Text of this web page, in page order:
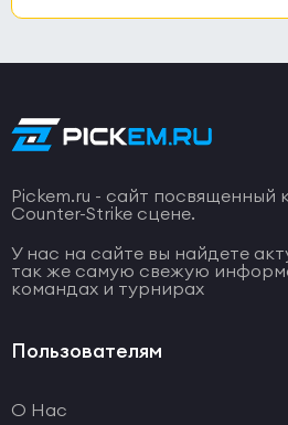
Pickem.ru - сайт посвященный
Counter-Strike сцене.
У нас на сайте вы найдете
так же самую свежую
командах и турнирах
Пользователям
О Нас